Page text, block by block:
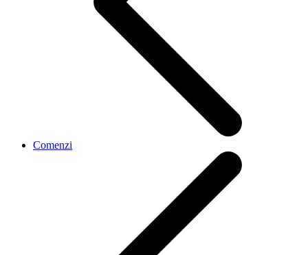
Comenzi